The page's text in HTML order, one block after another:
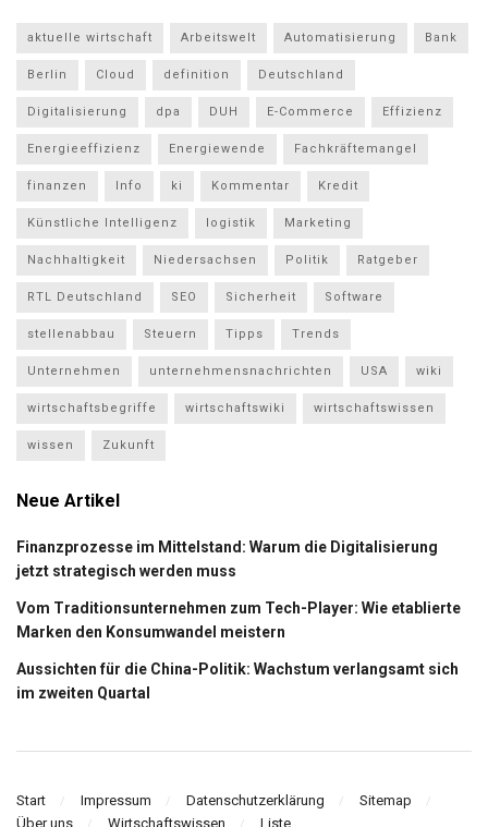
aktuelle wirtschaft Arbeitswelt Automatisierung Bank
Berlin Cloud definition Deutschland
Digitalisierung dpa DUH E-Commerce Effizienz
Energieeffizienz Energiewende Fachkräftemangel
finanzen Info ki Kommentar Kredit
Künstliche Intelligenz logistik Marketing
Nachhaltigkeit Niedersachsen Politik Ratgeber
RTL Deutschland SEO Sicherheit Software
stellenabbau Steuern Tipps Trends
Unternehmen unternehmensnachrichten USA wiki
wirtschaftsbegriffe wirtschaftswiki wirtschaftswissen
wissen Zukunft
Neue Artikel
Finanzprozesse im Mittelstand: Warum die Digitalisierung
jetzt strategisch werden muss
Vom Traditionsunternehmen zum Tech-Player: Wie etablierte
Marken den Konsumwandel meistern
Aussichten für die China-Politik: Wachstum verlangsamt sich
im zweiten Quartal
Start Impressum Datenschutzerklärung
Sitemap
Über uns
Wirtschaftswissen Liste